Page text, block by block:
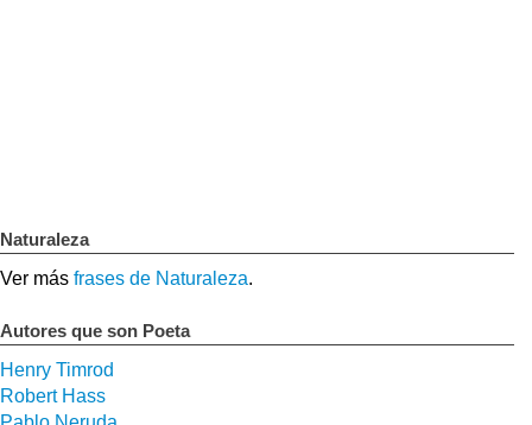
Naturaleza
Ver más frases de Naturaleza.
Autores que son Poeta
Henry Timrod
Robert Hass